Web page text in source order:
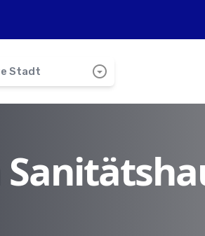
Stadt arrow_drop_down_circle